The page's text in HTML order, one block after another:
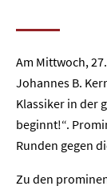
Am Mittwoch,
Johannes B.
Klassiker in der
beginnt!“.
Runden gegen
Zu den